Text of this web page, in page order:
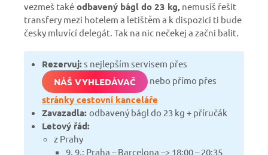
vezmeš také odbavený bágl do 23 kg, nemusíš řešit
transfery mezi hotelem a letištěm a k dispozici ti bude
česky mluvící delegát. Tak na nic nečekej a začni balit.
Rezervuj:s nejlepším servisem přes
NÁŠ VYHLEDÁVAČ nebo přímo přes
stránky cestovní kanceláře
Zavazadla: odbavený bágl do 23 kg + příručák
Letový řád:
z Prahy
9. 9.: Praha – Barcelona –> 18:00 – 20:35